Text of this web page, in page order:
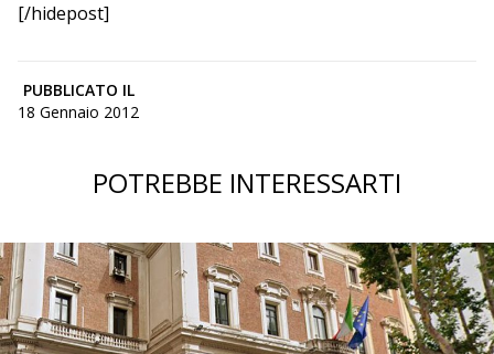
[/hidepost]
PUBBLICATO IL
18 Gennaio 2012
POTREBBE INTERESSARTI